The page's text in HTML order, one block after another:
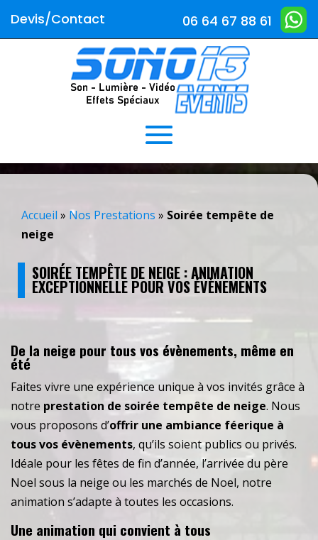
Devis/Contact 06 64 67 88 61
Accueil » Nos Prestations » Soirée tempête de
neige
SOIRÉE TEMPÊTE DE NEIGE : ANIMATION
EXCEPTIONNELLE POUR VOS ÉVÈNEMENTS
De la neige pour tous vos évènements, même en
été
Faites vivre une expérience unique à vos invités grâce à
notre prestation de soirée tempête de neige. Nous
vous proposons d’offrir une ambiance féerique à
tous vos évènements, qu’ils soient publics ou privés.
Idéale pour les fêtes de fin d’année, l’arrivée du père
Noel sous la neige ou les marchés de Noel, notre
animation s’adapte à toutes les occasions.
Une animation qui convient à tous